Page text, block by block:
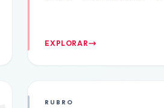
EXPLORAR
RUBRO